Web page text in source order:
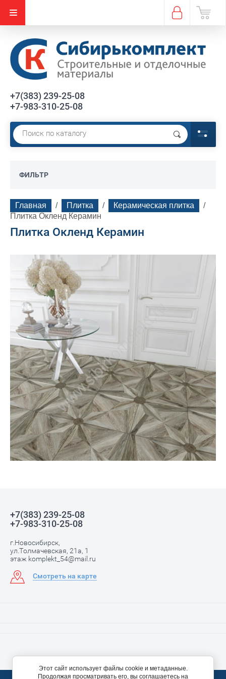
+7(383) 239-25-08
+7-983-310-25-08
ФИЛЬТР
Главная
  /
Плитка
  /
Керамическая плитка
  /
Плитка Окленд Керамин
Плитка Окленд Керамин
+7(383) 239-25-08
+7-983-310-25-08
г.Новосибирск,
ул.Толмачевская, 21а, 1
этаж komplekt_54@mail.ru
Смотреть на карте
Этот сайт использует файлы cookie и метаданные.
Продолжая просматривать его, вы соглашаетесь на